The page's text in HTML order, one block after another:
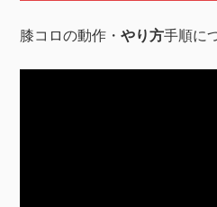
膝コロの動作・やり方手順に